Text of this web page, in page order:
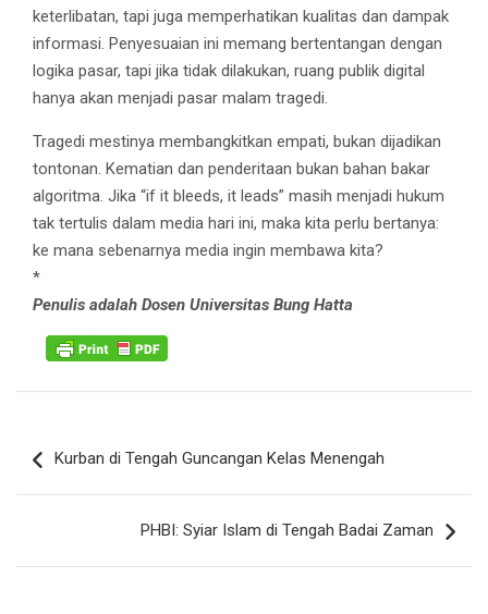
keterlibatan, tapi juga memperhatikan kualitas dan dampak
informasi. Penyesuaian ini memang bertentangan dengan
logika pasar, tapi jika tidak dilakukan, ruang publik digital
hanya akan menjadi pasar malam tragedi.
Tragedi mestinya membangkitkan empati, bukan dijadikan
tontonan. Kematian dan penderitaan bukan bahan bakar
algoritma. Jika “if it bleeds, it leads” masih menjadi hukum
tak tertulis dalam media hari ini, maka kita perlu bertanya:
ke mana sebenarnya media ingin membawa kita?
*
Penulis adalah Dosen Universitas Bung Hatta
posKurban di Tengah Guncangan Kelas Menengah
PHBI: Syiar Islam di Tengah Badai Zaman